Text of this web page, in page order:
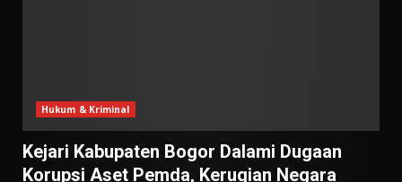
Hukum & Kriminal
Kejari Kabupaten Bogor Dalami Dugaan
Korupsi Aset Pemda, Kerugian Negara